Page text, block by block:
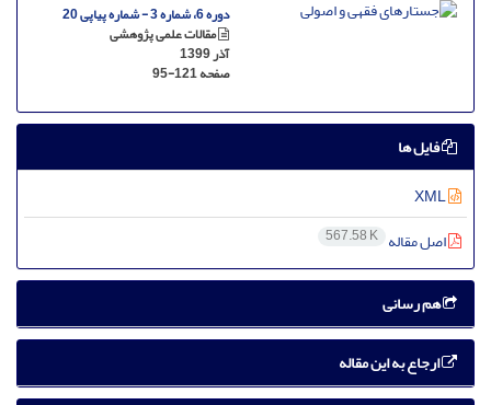
دوره 6، شماره 3 - شماره پیاپی 20
مقالات علمی پژوهشی
آذر 1399
صفحه95-121
فایل ها
اصل مقاله 567.58 K
هم رسانی
ارجاع به این مقاله